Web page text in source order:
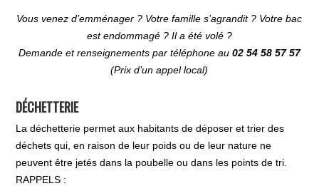
Vous venez d’emménager ? Votre famille s’agrandit ? Votre bac
est endommagé ? Il a été volé ?
Demande et renseignements par téléphone au 02 54 58 57 57
(Prix d’un appel local)
DÉCHETTERIE
La déchetterie permet aux habitants de déposer et trier des
déchets qui, en raison de leur poids ou de leur nature ne
peuvent être jetés dans la poubelle ou dans les points de tri.
RAPPELS :